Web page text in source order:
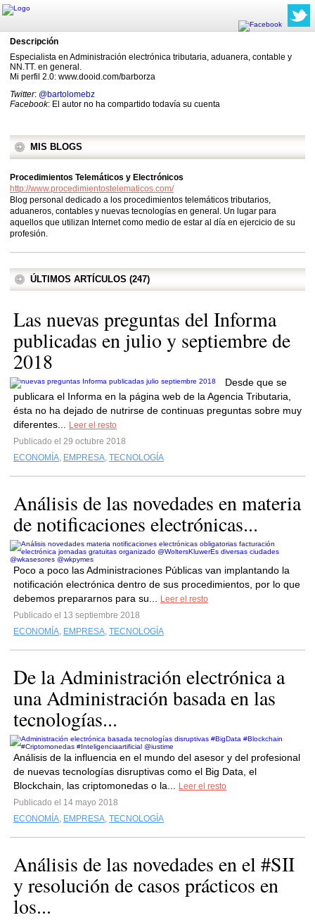
Descripción
Especialista en Administración electrónica tributaria, aduanera, contable y
NN.TT. en general.
Mi perfil 2.0: www.dooid.com/barborza
Twitter: @bartolomebz
Facebook: El autor no ha compartido todavía su cuenta
MIS BLOGS
Procedimientos Telemáticos y Electrónicos
http://www.procedimientostelematicos.com/
Blog personal dedicado a los procedimientos telemáticos tributarios,
aduaneros, contables y nuevas tecnologías en general. Un lugar para
aquellos que utilizan Internet como medio de estar al día en ejercicio de su
profesión.
ÚLTIMOS ARTÍCULOS (247)
Las nuevas preguntas del Informa
publicadas en julio y septiembre de
2018
Desde que se
publicara el Informa en la página web de la Agencia Tributaria,
ésta no ha dejado de nutrirse de continuas preguntas sobre muy
diferentes...
Leer el resto
Publicado el 29 octubre 2018
ECONOMÍA, EMPRESA, TECNOLOGÍA
Análisis de las novedades en materia
de notificaciones electrónicas...
Poco a poco las Administraciones Públicas van implantando la
notificación electrónica dentro de sus procedimientos, por lo que
debemos prepararnos para su...
Leer el resto
Publicado el 13 septiembre 2018
ECONOMÍA, EMPRESA, TECNOLOGÍA
De la Administración electrónica a
una Administración basada en las
tecnologías...
Análisis de la influencia en el mundo del asesor y del profesional
de nuevas tecnologías disruptivas como el Big Data, el
Blockchain, las criptomonedas o la...
Leer el resto
Publicado el 14 mayo 2018
ECONOMÍA, EMPRESA, TECNOLOGÍA
Análisis de las novedades en el #SII
y resolución de casos prácticos en
los...